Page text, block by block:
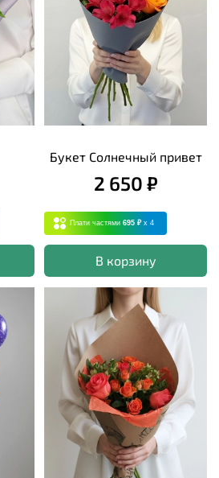
Букет Солнечный привет
2 650 ₽
Плати частями 695 ₽ x 4
В корзину